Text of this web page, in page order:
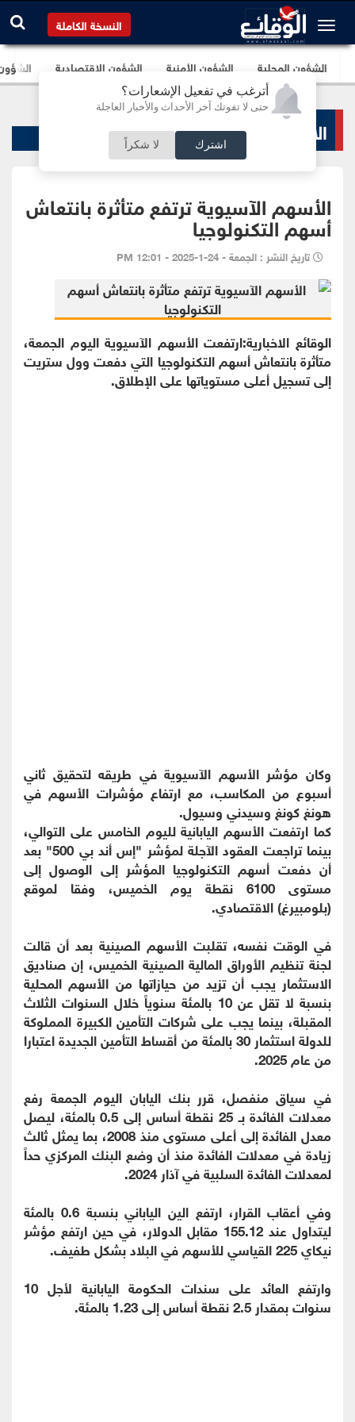
أترغب في تفعيل الإشعارات؟
حتى لا تفوتك آخر الأحداث والأخبار العاجلة
اشترك لا شكراً
النسخة الكاملة
الشؤون المحلية الشؤون الأمنية الشؤون الإقتصادية
الاخبار الاقتصادية
الأسهم الآسيوية ترتفع متأثرة بانتعاش
أسهم التكنولوجيا
تاريخ النشر : الجمعة - 24-1-2025 - 12:01 PM
الوقائع الاخبارية:ارتفعت الأسهم الآسيوية اليوم الجمعة،
متأثرة بانتعاش أسهم التكنولوجيا التي دفعت وول ستريت
إلى تسجيل أعلى مستوياتها على الإطلاق.
وكان مؤشر الأسهم الآسيوية في طريقه لتحقيق ثاني
أسبوع من المكاسب، مع ارتفاع مؤشرات الأسهم في
هونغ كونغ وسيدني وسيول.
كما ارتفعت الأسهم اليابانية لليوم الخامس على التوالي،
بينما تراجعت العقود الآجلة لمؤشر "إس أند بي 500" بعد
أن دفعت أسهم التكنولوجيا المؤشر إلى الوصول إلى
مستوى 6100 نقطة يوم الخميس، وفقا لموقع
(بلومبيرغ) الاقتصادي.
في الوقت نفسه، تقلبت الأسهم الصينية بعد أن قالت
لجنة تنظيم الأوراق المالية الصينية الخميس، إن صناديق
الاستثمار يجب أن تزيد من حيازاتها من الأسهم المحلية
بنسبة لا تقل عن 10 بالمئة سنوياً خلال السنوات الثلاث
المقبلة، بينما يجب على شركات التأمين الكبيرة المملوكة
للدولة استثمار 30 بالمئة من أقساط التأمين الجديدة اعتبارا
من عام 2025.
في سياق منفصل، قرر بنك اليابان اليوم الجمعة رفع
معدلات الفائدة بـ 25 نقطة أساس إلى 0.5 بالمئة، ليصل
معدل الفائدة إلى أعلى مستوى منذ 2008، بما يمثل ثالث
زيادة في معدلات الفائدة منذ أن وضع البنك المركزي حداً
لمعدلات الفائدة السلبية في آذار 2024.
وفي أعقاب القرار، ارتفع الين الياباني بنسبة 0.6 بالمئة
ليتداول عند 155.12 مقابل الدولار، في حين ارتفع مؤشر
نيكاي 225 القياسي للأسهم في البلاد بشكل طفيف.
وارتفع العائد على سندات الحكومة اليابانية لأجل 10
سنوات بمقدار 2.5 نقطة أساس إلى 1.23 بالمئة.